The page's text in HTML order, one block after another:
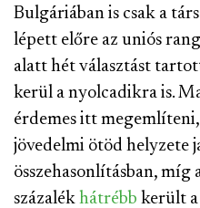
Bulgáriában is csak a
lépett előre az uniós
alatt hét választást
kerül a nyolcadikra is.
érdemes itt
jövedelmi ötöd helyzete
összehasonlításban,
százalék hátrébb került a